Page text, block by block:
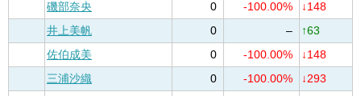
磯部奈央
0 -100.00%
↓148
井上美帆
0 –
↑63
佐伯成美
0 -100.00%
↓148
三浦沙織
0 -100.00%
↓293